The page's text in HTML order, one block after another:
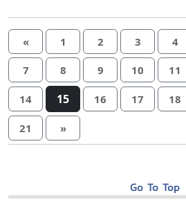
« 1 2 3 4
7 8 9 10 11
14 15 16 17 18
21 »
Go To Top